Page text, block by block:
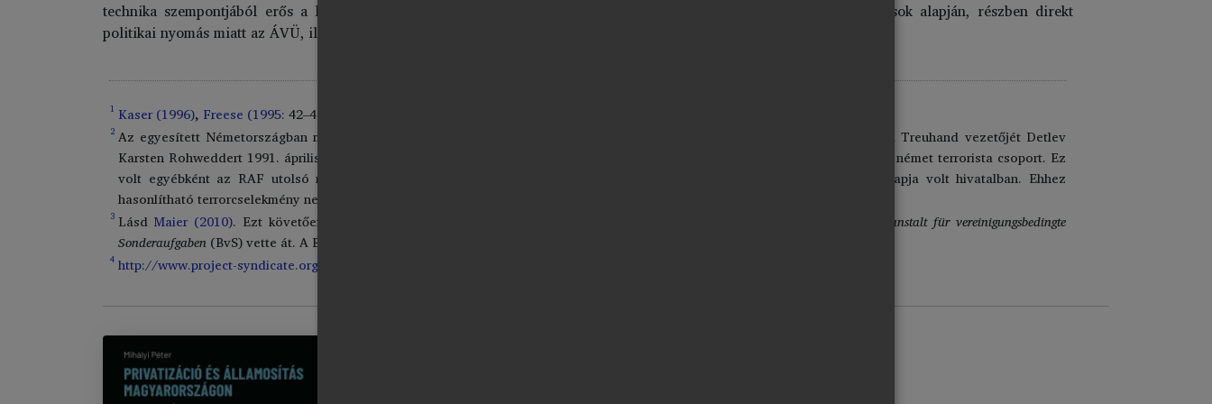
technika szempontjából erős a hasonlóság, a mögöttes filozófia Magyarországon más volt. Részben elvi megfontolások alapján, részben direkt
politikai nyomás miatt az ÁVÜ, illetve az ÁPV Rt. elsősorban az érintett cég menedzsmentjének kívánt kedvezni.
1 Kaser (1996), Freese (1995: 42–47,
2 Az egyesített Németországban máig szimbolikus üzenetértéke van annak a ténynek, hogy a német privatizációs szervezet, a Treuhand vezetőjét Detlev
Karsten Rohweddert 1991. április 1-én saját lakásában, az utcáról leadott puskalövéssel ölte meg az RAF nevű, szélsőbaloldali német terrorista csoport. Ez
volt egyébként az RAF utolsó merénylete. Rohwedder 1990 júliusa óta volt a Treuhandanstalt elnöke, vagyis csak 9 hónapja volt hivatalban. Ehhez
hasonlítható terrorcselekmény nemcsak Magyarországon, de más posztszocialista országban sem történt.
3 LásdMaier (2010). Ezt követően a szervezet – jogutódlással – megszűnt. A
Bundesanstalt für vereinigungsbedingte
Sonderaufgaben (BvS) vette át. A BvS megszűnésének határideje 2004 vége volt.
4 http://www.project-syndicate.org/commentary/greece-privatization-plan-public-assets-by-yanis-varoufakis-2015-07